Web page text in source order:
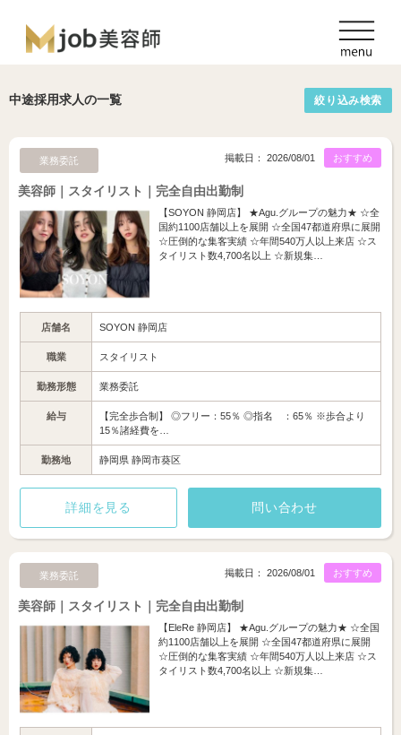
中途採用求人の一覧 絞り込み検索
業務委託 おすすめ
掲載日： 2026/08/01
美容師｜スタイリスト｜完全自由出勤制
【SOYON 静岡店】 ★Agu.グループの魅力★ ☆全
国約1100店舗以上を展開 ☆全国47都道府県に展開
☆圧倒的な集客実績 ☆年間540万人以上来店 ☆ス
タイリスト数4,700名以上 ☆新規集…
店舗名 SOYON 静岡店
職業 スタイリスト
勤務形態 業務委託
給与
【完全歩合制】 ◎フリー：55％ ◎指名 ：65％ ※歩合より
15％諸経費を…
勤務地 静岡県 静岡市葵区
詳細を見る 問い合わせ
業務委託 おすすめ
掲載日： 2026/08/01
美容師｜スタイリスト｜完全自由出勤制
【EleRe 静岡店】 ★Agu.グループの魅力★ ☆全国
約1100店舗以上を展開 ☆全国47都道府県に展開
☆圧倒的な集客実績 ☆年間540万人以上来店 ☆ス
タイリスト数4,700名以上 ☆新規集…